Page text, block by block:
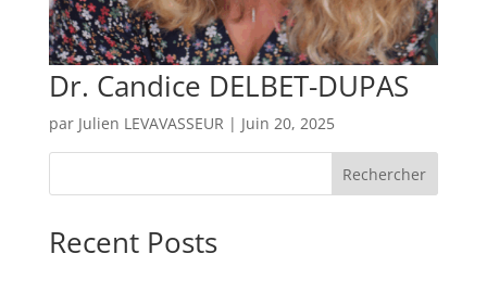
Dr. Candice DELBET-DUPAS
par Julien LEVAVASSEUR | Juin 20, 2025
Rechercher
Recent Posts